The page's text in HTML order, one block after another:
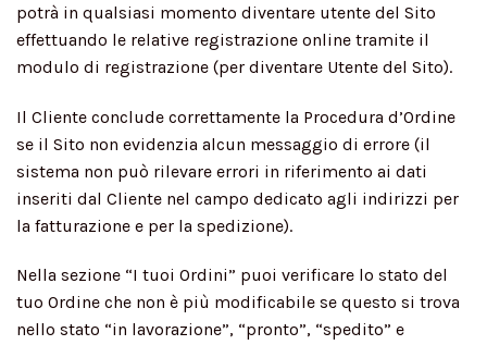
potrà in qualsiasi momento diventare utente del Sito
effettuando le relative registrazione online tramite il
modulo di registrazione (per diventare Utente del Sito).
Il Cliente conclude correttamente la Procedura d’Ordine
se il Sito non evidenzia alcun messaggio di errore (il
sistema non può rilevare errori in riferimento ai dati
inseriti dal Cliente nel campo dedicato agli indirizzi per
la fatturazione e per la spedizione).
Nella sezione “I tuoi Ordini” puoi verificare lo stato del
tuo Ordine che non è più modificabile se questo si trova
nello stato “in lavorazione”, “pronto”, “spedito” e